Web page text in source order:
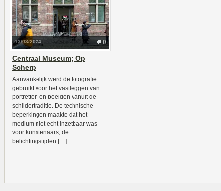
0
13/03/2024
Centraal Museum; Op
Scherp
Aanvankelijk werd de fotografie
gebruikt voor het vastleggen van
portretten en beelden vanuit de
schildertraditie. De technische
beperkingen maakte dat het
medium niet echt inzetbaar was
voor kunstenaars, de
belichtingstijden […]